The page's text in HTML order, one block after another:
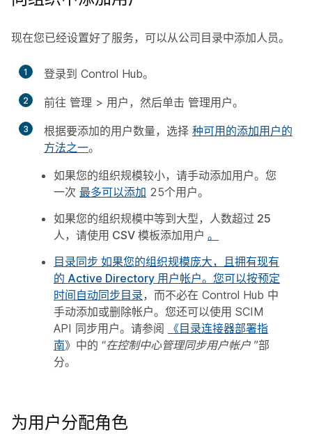
现在您已经设置好了服务，可以从公司目录中添加人员。
1 登录到 Control Hub。
2 前往 管理 > 用户 ，然后单击 管理用户。
3 根据要添加的用户数量，选择 种可用的添加用户的
方法之一。
如果您的组织规模较小，请手动添加用户。您
一次 最多可以添加 25个用户。
如果您的组织规模中等到大型，人数超过 25
人，请使用 CSV 模板添加用户 。
目录同步 如果您的组织规模庞大，且拥有现有
的 Active Directory 用户帐户。您可以按预定
时间 自动同步目录，而不必在 Control Hub 中
手动添加或删除帐户。您还可以使用 SCIM
API 同步用户。请参阅
《目录连接器部署指
南》中的 “在控制中心管理同步用户帐户 ”部
分。
为用户分配角色